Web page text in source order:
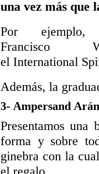
una vez más que
Por
Francisco
el International
Además, la
3- Ampersand
Presentamos
forma y sobre
ginebra con la